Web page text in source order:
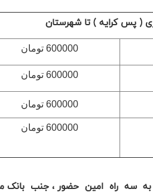
( پس کرایه ) تا شهرستان
600000 تومان
600000 تومان
600000 تومان
600000 تومان
به سه راه امین حضور ، جنب بانک